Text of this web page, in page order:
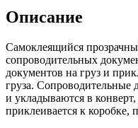
Описание
Самоклеящийся
сопроводительных
документов на груз и
груза. Сопроводительные
и укладываются в
приклеивается к коробке,